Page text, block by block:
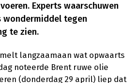
Experts waarschuwen
tegen
te zien.
langzaamaan wat opwaarts
noteerde Brent ruwe olie
(donderdag 29 april) liep dat